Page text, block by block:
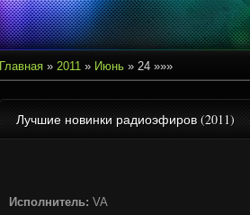
Главная » 2011 » Июнь » 24 »»»
Лучшие новинки радиоэфиров (2011)
Исполнитель: VA